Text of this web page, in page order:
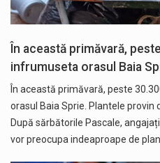
În această primăvară,
infrumuseta orasul Baia
În această primăvară, peste
orasul Baia Sprie. Plantele provin
După sărbătorile Pascale,
vor preocupa indeaproape de